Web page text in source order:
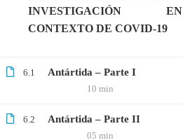
INVESTIGACIÓN EN
CONTEXTO DE COVID-19
6.1 Antártida – Parte I
10 min
6.2 Antártida – Parte II
05 min
info@cognitaconecta.com